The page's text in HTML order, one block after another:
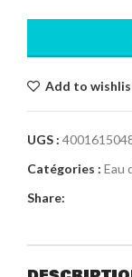
Add to
UGS :
Catégories : Eau
Share: